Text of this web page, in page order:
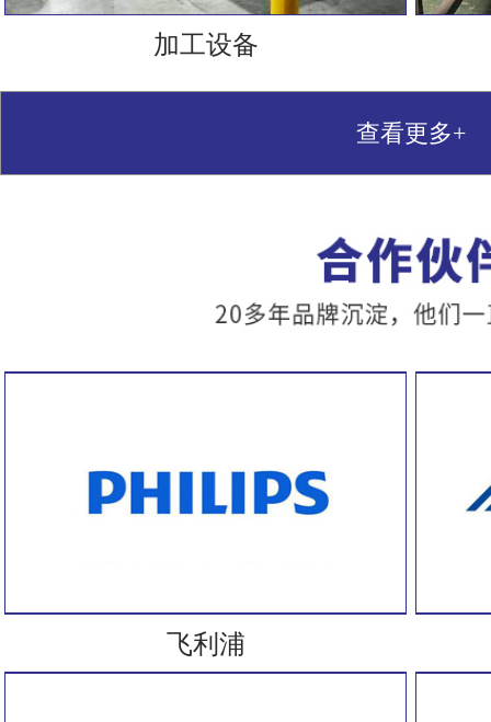
加工设备
查看更多+
飞利浦